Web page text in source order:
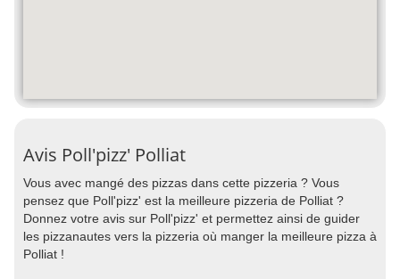
Avis Poll'pizz' Polliat
Vous avec mangé des pizzas dans cette pizzeria ? Vous
pensez que Poll'pizz' est la meilleure pizzeria de Polliat ?
Donnez votre avis sur Poll'pizz' et permettez ainsi de guider
les pizzanautes vers la pizzeria où manger la meilleure pizza à
Polliat !